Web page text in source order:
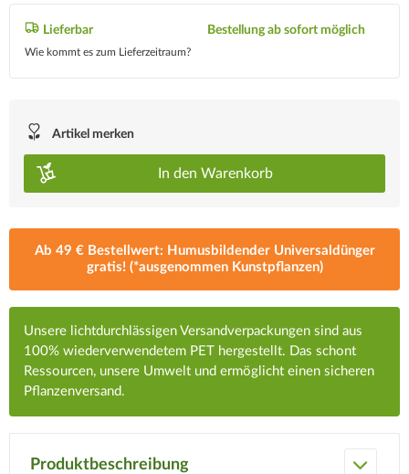
Lieferbar
Wie kommt es zum Lieferzeitraum?
Bestellung ab sofort möglich
Artikel merken
In den Warenkorb
Ab 49 € Bestellwert: Humusbildender Universaldünger
gratis! (*ausgenommen Kunstpflanzen)
Unsere lichtdurchlässigen Versandverpackungen sind aus
100% wiederverwendetem PET hergestellt. Das schont
Ressourcen, unsere Umwelt und ermöglicht einen sicheren
Pflanzenversand.
Produktbeschreibung